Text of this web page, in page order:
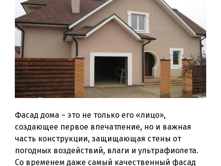
Фасад дома – это не только его «лицо»,
создающее первое впечатление, но и важная
часть конструкции, защищающая стены от
погодных воздействий, влаги и ультрафиолета.
Со временем даже самый качественный фасад